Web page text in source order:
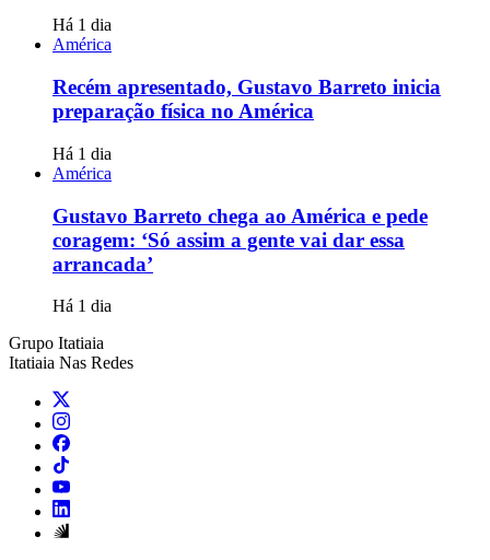
Há 1 dia
América
Recém apresentado, Gustavo Barreto inicia
preparação física no América
Há 1 dia
América
Gustavo Barreto chega ao América e pede
coragem: ‘Só assim a gente vai dar essa
arrancada’
Há 1 dia
Grupo Itatiaia
Itatiaia Nas Redes